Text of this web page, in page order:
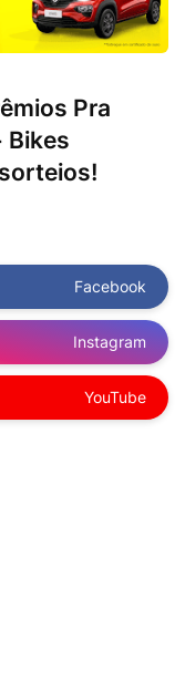
Pra
Bikes
Facebook
Instagram
YouTube